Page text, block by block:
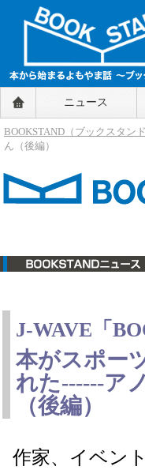
BOOKSTAND（ブックス
～本から始まるよもやま
BOOKSTAND（ブ
ックスタンド）
ニュース
BOOKSTAND（ブックスタンド
ん（後編）
J-WAVE「
本がスポー
れた------ア
（後編）
作家、イベン